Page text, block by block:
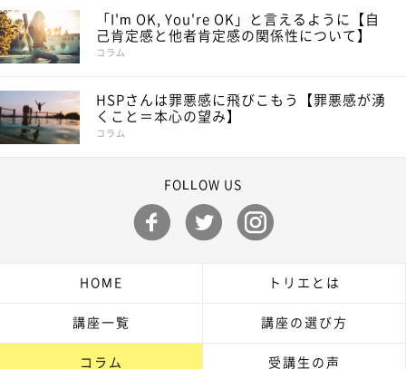
「I'm OK, You're OK」と言えるように【自
己肯定感と他者肯定感の関係性について】
コラム
HSPさんは罪悪感に飛びこもう【罪悪感が湧
くこと＝本心の望み】
コラム
FOLLOW US
HOME トリエとは
講座一覧 講座の選び方
コラム 受講生の声